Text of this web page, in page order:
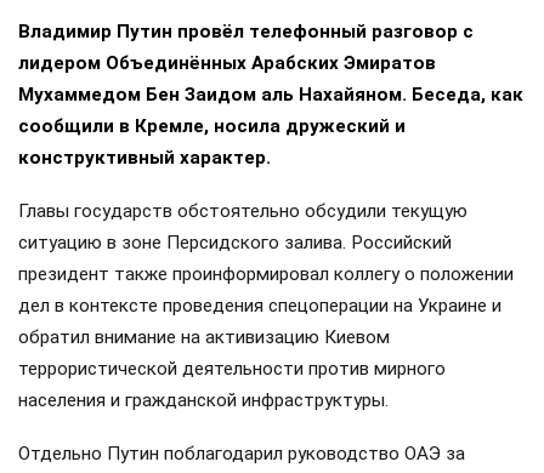
Владимир Путин провёл телефонный разговор с
лидером Объединённых Арабских Эмиратов
Мухаммедом Бен Заидом аль Нахайяном. Беседа, как
сообщили в Кремле, носила дружеский и
конструктивный характер.
Главы государств обстоятельно обсудили текущую
ситуацию в зоне Персидского залива. Российский
президент также проинформировал коллегу о положении
дел в контексте проведения спецоперации на Украине и
обратил внимание на активизацию Киевом
террористической деятельности против мирного
населения и гражданской инфраструктуры.
Отдельно Путин поблагодарил руководство ОАЭ за